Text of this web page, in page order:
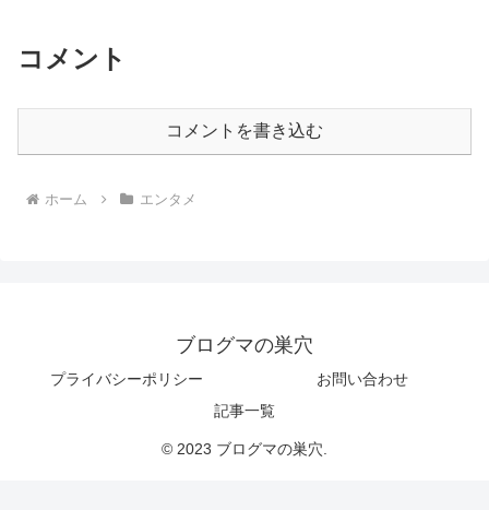
コメント
コメントを書き込む
ホーム エンタメ
ブログマの巣穴
プライバシーポリシー
お問い合わせ
記事一覧
© 2023 ブログマの巣穴.